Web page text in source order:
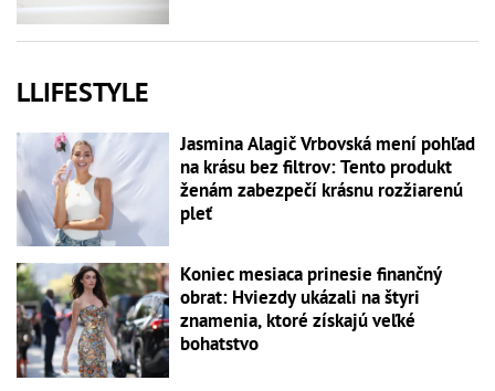
LLIFESTYLE
Jasmina Alagič Vrbovská mení pohľad
na krásu bez filtrov: Tento produkt
ženám zabezpečí krásnu rozžiarenú
pleť
Koniec mesiaca prinesie finančný
obrat: Hviezdy ukázali na štyri
znamenia, ktoré získajú veľké
bohatstvo